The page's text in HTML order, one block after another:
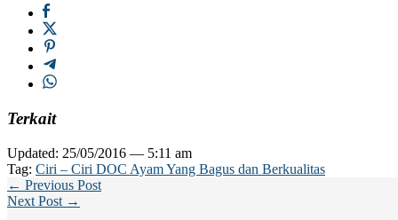
Terkait
Updated: 25/05/2016 — 5:11 am
Tag: Ciri – Ciri DOC Ayam Yang Bagus dan Berkualitas
← Previous Post
Next Post →